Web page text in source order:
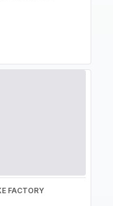
FACTORY